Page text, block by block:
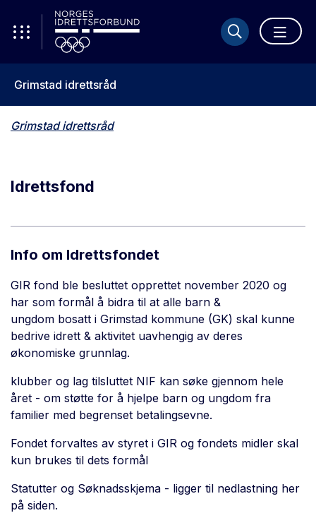
Grimstad idrettsråd
Grimstad idrettsråd
Idrettsfond
Info om Idrettsfondet
GIR fond ble besluttet opprettet november 2020 og
har som formål å bidra til at alle barn &
ungdom bosatt i Grimstad kommune (GK) skal kunne
bedrive idrett & aktivitet uavhengig av deres
økonomiske grunnlag.
klubber og lag tilsluttet NIF kan søke gjennom hele
året - om støtte for å hjelpe barn og ungdom fra
familier med begrenset betalingsevne.
Fondet forvaltes av styret i GIR og fondets midler skal
kun brukes til dets formål
Statutter og Søknadsskjema - ligger til nedlastning her
på siden.